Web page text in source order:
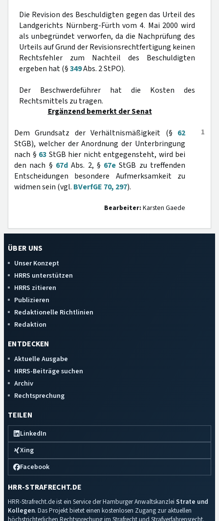
Die Revision des Beschuldigten gegen das Urteil des
Landgerichts Nürnberg-Fürth vom 4. Mai 2000 wird
als unbegründet verworfen, da die Nachprüfung des
Urteils auf Grund der Revisionsrechtfertigung keinen
Rechtsfehler zum Nachteil des Beschuldigten
ergeben hat (§349Abs. 2 StPO).
Der Beschwerdeführer hat die Kosten des
Rechtsmittels zu tragen.
Ergänzend bemerkt der Senat
1
Dem Grundsatz der Verhältnismäßigkeit (§ 62
StGB), welcher der Anordnung der Unterbringung
nach § 63 StGB hier nicht entgegensteht, wird bei
den nach § 67dAbs. 2, § 67e StGB zu treffenden
Entscheidungen besondere Aufmerksamkeit zu
widmen sein (vgl. BVerfGE 70, 297).
Bearbeiter: Karsten Gaede
ÜBER UNS
Unser Konzept
HRRS unterstützen
HRRS zitieren
Publizieren
Redaktionelle Richtlinien
Redaktion
ENTDECKEN
Aktuelle Ausgabe
HRRS-Beiträge suchen
Archiv
Rechtsprechung
TEILEN
LinkedIn
Xing
Facebook
HRR-STRAFRECHT.DE
HRR-Strafrecht.de ist ein Service der Hamburger Anwaltskanzlei Strate und
Kollegen. Das Projekt bietet einen kostenlosen Zugang zur aktuellen